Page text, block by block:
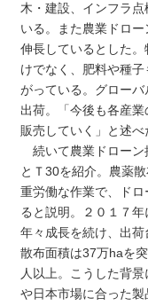
木・建設、インフラ
いる。また農業ドロ
伸長しているとした
けでなく、肥料や種
がっている。グロー
出荷。「今後も各産
販売していく」と述べ
続いて農業ドローン
とＴ30を紹介。農薬
重労働な作業で、ド
ると説明。２０１７
年々成長を続け、出
散布面積は37万haを
人以上。こうした背
や日本市場に合った